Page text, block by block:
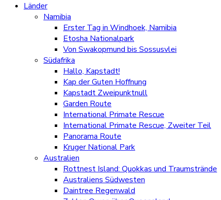
Länder
Namibia
Erster Tag in Windhoek, Namibia
Etosha Nationalpark
Von Swakopmund bis Sossusvlei
Südafrika
Hallo, Kapstadt!
Kap der Guten Hoffnung
Kapstadt Zweipunktnull
Garden Route
International Primate Rescue
International Primate Rescue, Zweiter Teil
Panorama Route
Kruger National Park
Australien
Rottnest Island: Quokkas und Traumstrände
Australiens Südwesten
Daintree Regenwald